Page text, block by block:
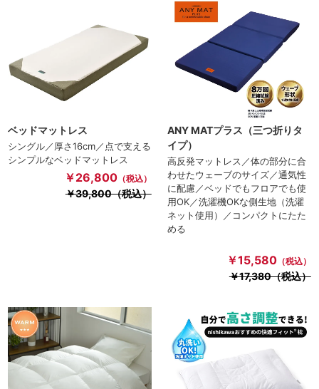
ベッドマットレス
シングル／厚さ16cm／点で支える
シンプルなベッドマットレス
￥26,800（税込）
￥39,800（税込）
ANY MATプラス（三つ折りタ
イプ）
高反発マットレス／体の部分に合
わせたウェーブのサイズ／通気性
に配慮／ベッドでもフロアでも使
用OK／洗濯機OKな側生地（洗濯
ネット使用）／コンパクトにたた
める
￥15,580（税込）
￥17,380（税込）